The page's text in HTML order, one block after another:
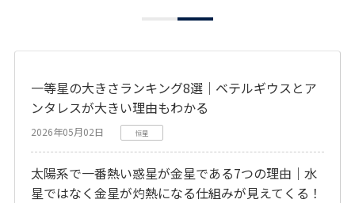
一等星の大きさランキング8選｜ベテルギウスとア
ンタレスが大きい理由もわかる
2026年05月02日 恒星
太陽系で一番熱い惑星が金星である7つの理由｜水
星ではなく金星が灼熱になる仕組みが見えてくる！